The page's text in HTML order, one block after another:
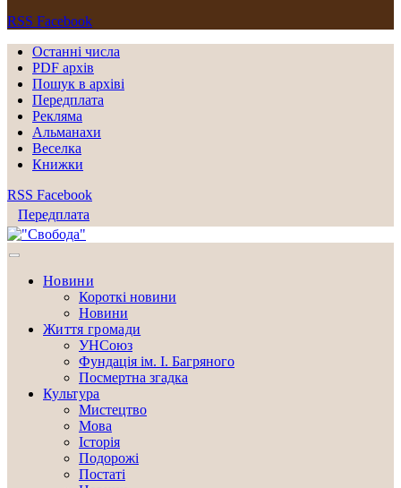
RSS Facebook
Останні числа
PDF архів
Пошук в архіві
Передплата
Рекляма
Альманахи
Веселка
Книжки
RSS Facebook
Передплата
Новини
Короткі новини
Новини
Життя громади
УНСоюз
Фундація ім. І. Багряного
Посмертна згадка
Культура
Мистецтво
Мова
Історія
Подорожі
Постаті